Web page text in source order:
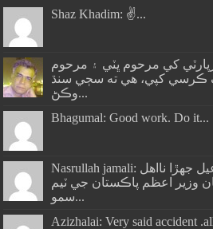
Shaz Khadim: ✌️...
کي مرحوم ڀٽي ۽ مرحوم
ڪرسي کپي، هي ته سڄي سنڌ
وڪڻ...
Bhagumal: Good work. Do it...
Nasrullah jamali: گورنر عمران اسماعيل جھڙا نااهل
وزير اعظم پاڪستان جي ٽيم
سمو...
Azizhalai: Very said accident